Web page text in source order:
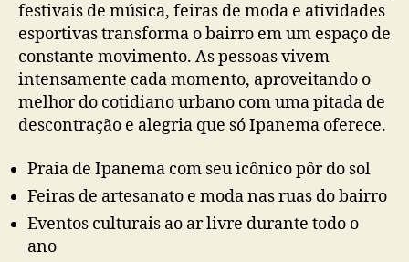
festivais de música, feiras de moda e atividades
esportivas transforma o bairro em um espaço de
constante movimento. As pessoas vivem
intensamente cada momento, aproveitando o
melhor do cotidiano urbano com uma pitada de
descontração e alegria que só Ipanema oferece.
Praia de Ipanema com seu icônico pôr do sol
Feiras de artesanato e moda nas ruas do bairro
Eventos culturais ao ar livre durante todo o
ano